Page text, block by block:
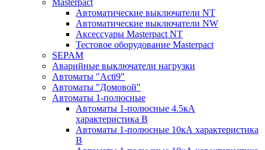
Автоматические выключатели NT
Автоматические выключатели NW
Аксессуары Masterpact NT
Тестовое оборудование Masterpact
SEPAM
Аварийные выключатели нагрузки
Автоматы "Acti9"
Автоматы "Домовой"
Автоматы 1-полюсные
Автоматы 1-полюсные 4.5кА
характеристика В
Автоматы 1-полюсные 10кА характеристика
B